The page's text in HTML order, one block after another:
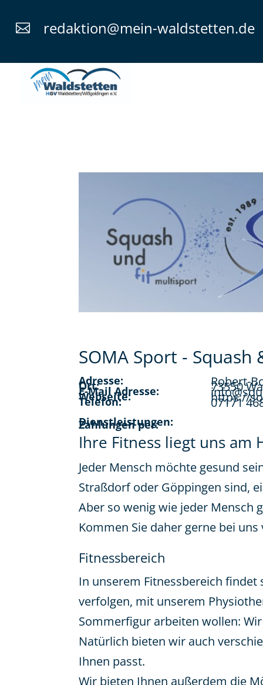
 redaktion@mein-waldstetten.de
SOMA Sport - Squash
Adresse: Robert-
Ort: 73550
E-Mail Adresse:
Webseite: https://
Telefon: 07171
Dienstleistungen:
Zahlungen per:
Ihre Fitness liegt uns am
Jeder Mensch möchte gesund
Straßdorf oder Göppingen sind,
Aber so wenig wie jeder Mensch
Kommen Sie daher gerne bei
Fitnessbereich
In unserem Fitnessbereich
verfolgen, mit unserem
Sommerfigur arbeiten wollen:
Natürlich bieten wir auch
Ihnen passt.
Wir bieten Ihnen außerdem die